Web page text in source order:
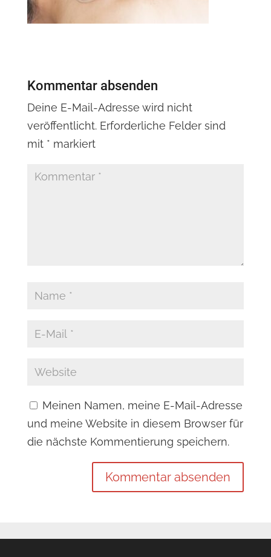
Kommentar absenden
Deine E-Mail-Adresse wird nicht
veröffentlicht. Erforderliche Felder sind
mit * markiert
Meinen Namen, meine E-Mail-Adresse
und meine Website in diesem Browser für
die nächste Kommentierung speichern.